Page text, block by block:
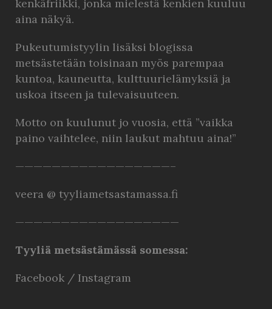
kenkäfriikki, jonka mielestä kenkien kuuluu
aina näkyä.
Pukeutumistyylin lisäksi blogissa
metsästetään toisinaan myös parempaa
kuntoa, kauneutta, kulttuurielämyksiä ja
uskoa itseen ja tulevaisuuteen.
Motto on kuulunut jo vuosia, että ”vaikka
paino vaihtelee, niin laukut mahtuu aina!”
—————————————————–
veera @ tyyliametsastamassa.fi
——————————————————
Tyyliä metsästämässä somessa:
Facebook / Instagram